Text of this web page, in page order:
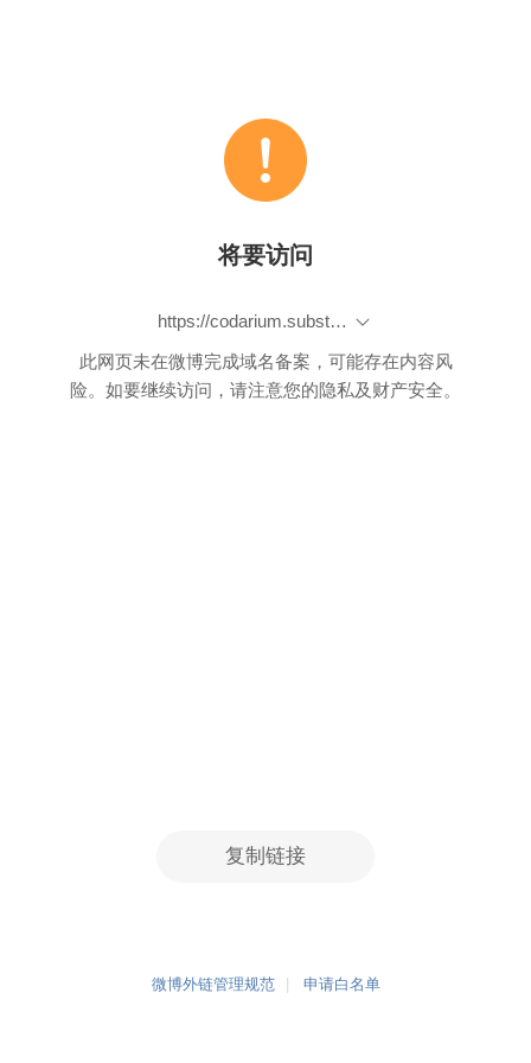
将要访问
https://codarium.substack.com/p/designing-an-optimal-multi-language
此网页未在微博完成域名备案，可能存在内容风
险。如要继续访问，请注意您的隐私及财产安全。
复制链接
微博外链管理规范 申请白名单